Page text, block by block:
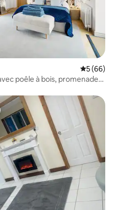
Note
5 (66)
poêle à bois, promenades